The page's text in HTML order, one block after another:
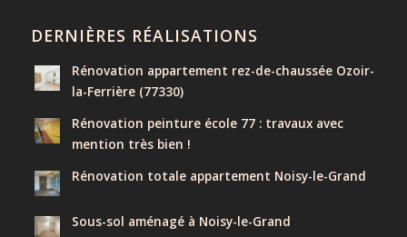
DERNIÈRES RÉALISATIONS
Rénovation appartement rez-de-chaussée Ozoir-
la-Ferrière (77330)
Rénovation peinture école 77 : travaux avec
mention très bien !
Rénovation totale appartement Noisy-le-Grand
Sous-sol aménagé à Noisy-le-Grand